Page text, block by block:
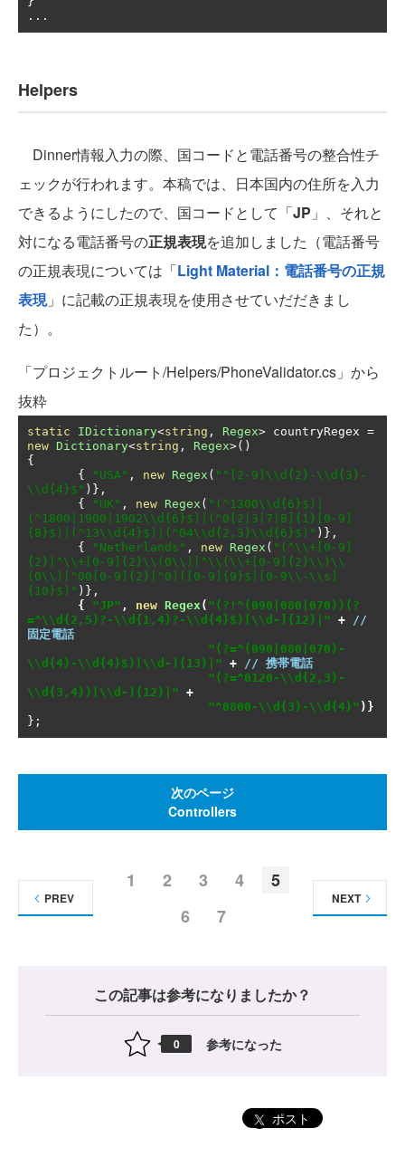
...
Helpers
Dinner情報入力の際、国コードと電話番号の整合性チ
ェックが行われます。本稿では、日本国内の住所を入力
できるようにしたので、国コードとして「JP 」、それと
対になる電話番号の正規表現を追加しました（電話番号
の正規表現については「Light Material：電話番号の正規
表現」に記載の正規表現を使用させていだだきまし
た）。
「プロジェクトルート/Helpers/PhoneValidator.cs」から
抜粋
static IDictionary<string , Regex> countryRegex =
new Dictionary<string , Regex>()
{
{
"USA" , new Regex ( "^[2-9]\\d{2}-\\d{3}-
\\d{4}$" )},
{
"UK" , new Regex ( "(^1300\\d{6}$)|
(^1800|1900|1902\\d{6}$)|(^0[2|3|7|8]{1}[0-9]
{8}$)|(^13\\d{4}$)|(^04\\d{2,3}\\d{6}$)" )},
{
"Netherlands" , new Regex ( "(^\\+[0-9]
{2}|^\\+[0-9]{2}\\(0\\)|^\\(\\+[0-9]{2}\\)\\
(0\\)|^00[0-9]{2}|^0)([0-9]{9}$|[0-9\\-\\s]
{10}$)" )},
{
"JP" , new Regex( "(?!^(090|080|070))(?
=^\\d{2,5}?-\\d{1,4}?-\\d{4}$)[\\d-]{12}|" + //
固定電話
"(?=^(090|080|070)-
\\d{4}-\\d{4}$)[\\d-]{13}|" + // 携帯電話
"(?=^0120-\\d{2,3}-
\\d{3,4})[\\d-]{12}|" +
"^0800-\\d{3}-\\d{4}" )}
};
次のページ
Controllers
1 2 3 4
5
6
7
PREV NEXT
この記事は参考になりましたか？
0 参考になった
ポスト